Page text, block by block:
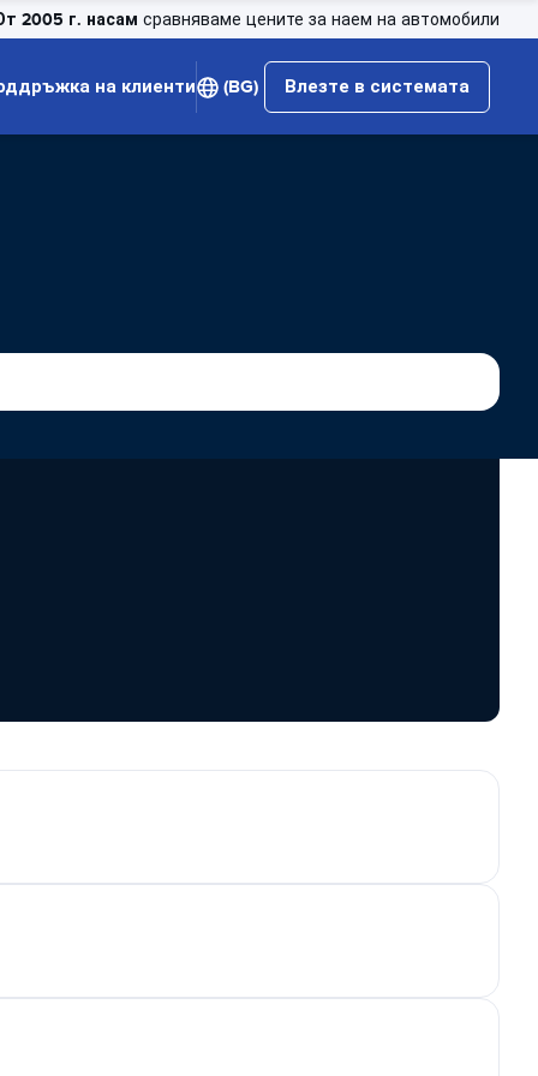
2005 г. насам сравняваме цените за наем на автомобили
на клиенти (BG) Влезте в системата